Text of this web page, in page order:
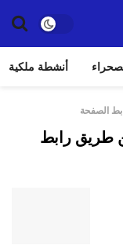
أنشطة ملكية
الصفحة
رابط